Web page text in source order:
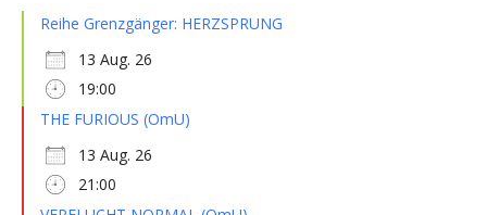
Reihe Grenzgänger: HERZSPRUNG
13 Aug. 26
19:00
THE FURIOUS (OmU)
13 Aug. 26
21:00